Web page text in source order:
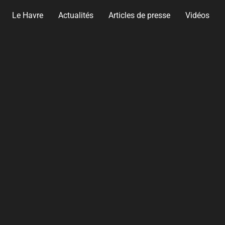
Le Havre Actualités Articles de presse Vidéos